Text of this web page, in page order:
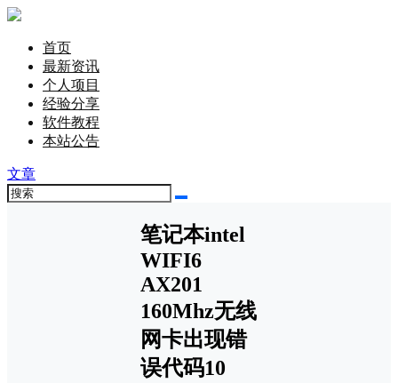
首页
最新资讯
个人项目
经验分享
软件教程
本站公告
文章
笔记本intel
WIFI6
AX201
160Mhz无线
网卡出现错
误代码10